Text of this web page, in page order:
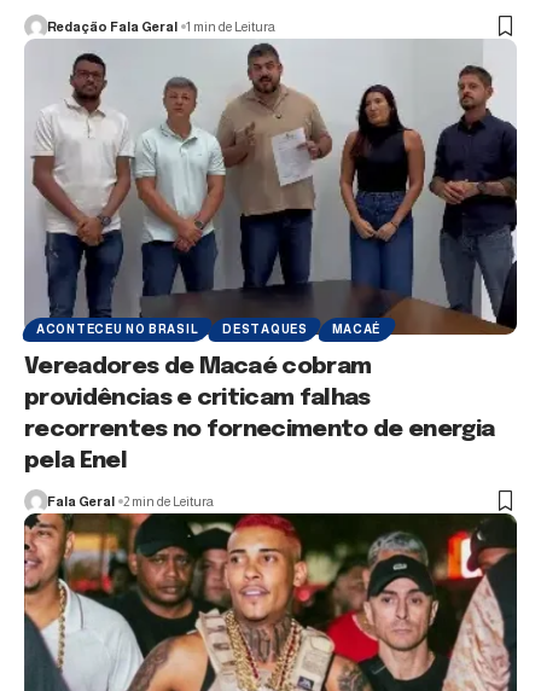
Redação Fala Geral 1 min de Leitura
ACONTECEU NO BRASIL DESTAQUES MACAÉ
Vereadores de Macaé cobram
providências e criticam falhas
recorrentes no fornecimento de energia
pela Enel
Fala Geral 2 min de Leitura